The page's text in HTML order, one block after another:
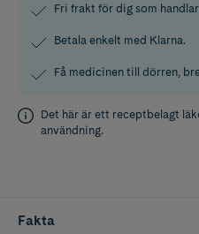
Fri frakt för dig som
Betala enkelt med Klarna.
Få medicinen till dörren,
Det här är ett receptbelagt
användning.
Fakta